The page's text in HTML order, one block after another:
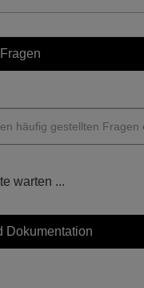
warten ...
Dokumentation